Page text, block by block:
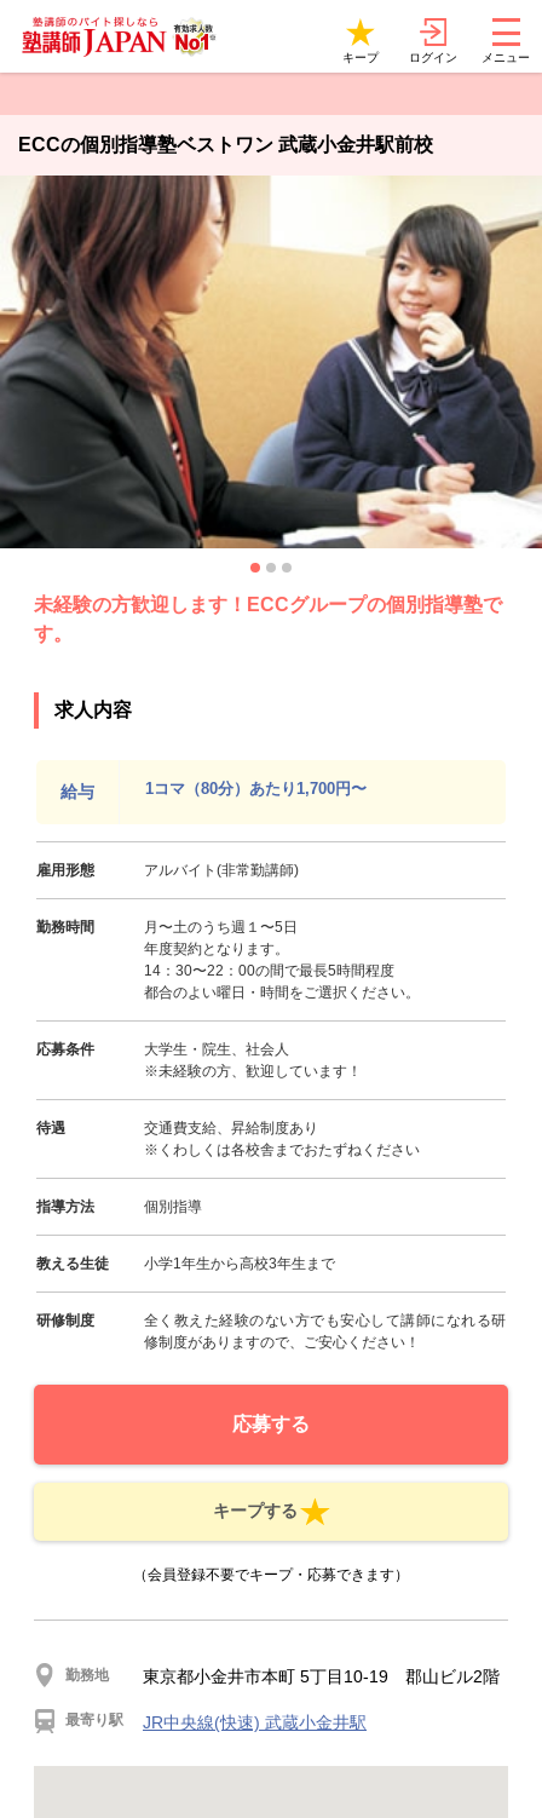
キープ ログイン メニュー
ECCの個別指導塾ベストワン 武蔵小金井駅前校
未経験の方歓迎します！ECCグループの個別指導塾で
す。
求人内容
給与 1コマ（80分）あたり1,700円〜
雇用形態 アルバイト(非常勤講師)
勤務時間
月〜土のうち週１〜5日
年度契約となります。
14：30〜22：00の間で最長5時間程度
都合のよい曜日・時間をご選択ください。
応募条件
大学生・院生、社会人
※未経験の方、歓迎しています！
待遇
交通費支給、昇給制度あり
※くわしくは各校舎までおたずねください
指導方法 個別指導
教える生徒 小学1年生から高校3年生まで
研修制度
全く教えた経験のない方でも安心して講師になれる研
修制度がありますので、ご安心ください！
応募する
キープする
（会員登録不要でキープ・応募できます）
勤務地 東京都小金井市本町 5丁目10-19 郡山ビル2階
最寄り駅 JR中央線(快速) 武蔵小金井駅